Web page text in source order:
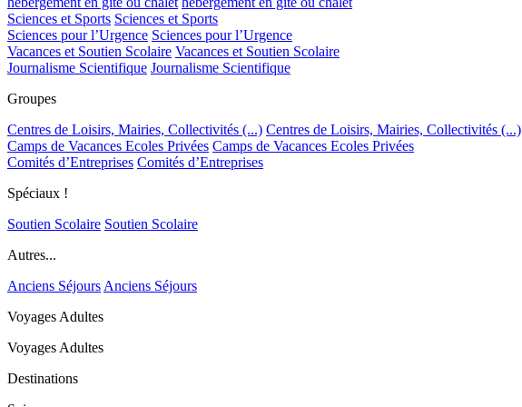
Sciences et Sports Sciences et Sports
Sciences pour l’Urgence Sciences pour l’Urgence
Vacances et Soutien Scolaire Vacances et Soutien Scolaire
Journalisme Scientifique Journalisme Scientifique
Groupes
Centres de Loisirs, Mairies, Collectivités (...) Centres de Loisirs, Mairies, Collectivités (...)
Camps de Vacances Ecoles Privées Camps de Vacances Ecoles Privées
Comités d’Entreprises Comités d’Entreprises
Spéciaux !
Soutien Scolaire Soutien Scolaire
Autres...
Anciens Séjours Anciens Séjours
Voyages Adultes
Voyages Adultes
Destinations